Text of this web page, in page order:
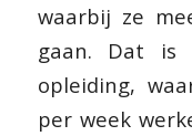
waarbij ze
gaan. Dat is
opleiding,
per week